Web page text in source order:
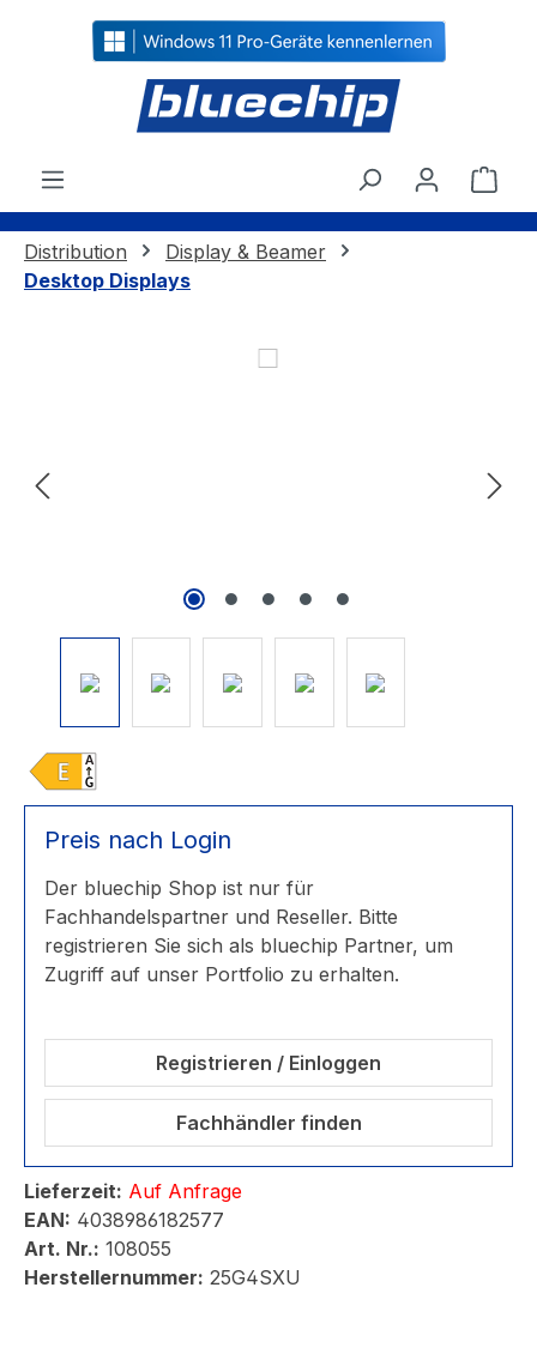
springen
Distribution
Display & Beamer
Desktop Displays
Bildergalerie überspringen
Preis nach Login
Der bluechip Shop ist nur für
Fachhandelspartner und Reseller. Bitte
registrieren Sie sich als bluechip Partner, um
Zugriff auf unser Portfolio zu erhalten.
Registrieren / Einloggen
Fachhändler finden
Lieferzeit: Auf Anfrage
EAN: 4038986182577
Art. Nr.: 108055
Herstellernummer: 25G4SXU